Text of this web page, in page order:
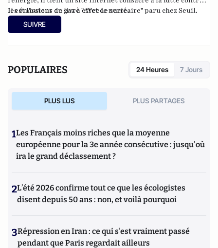
les émissions de gaz à effet de serre.
Il est l'auteur du livre "Avec le nucléaire" paru chez Seuil.
SUIVRE
POPULAIRES 24 Heures 7 Jours
PLUS LUS PLUS PARTAGES
1Les Français moins riches que la moyenne
européenne pour la 3e année consécutive : jusqu'où
ira le grand déclassement ?
2L’été 2026 confirme tout ce que les écologistes
disent depuis 50 ans : non, et voilà pourquoi
3Répression en Iran : ce qui s'est vraiment passé
pendant que Paris regardait ailleurs